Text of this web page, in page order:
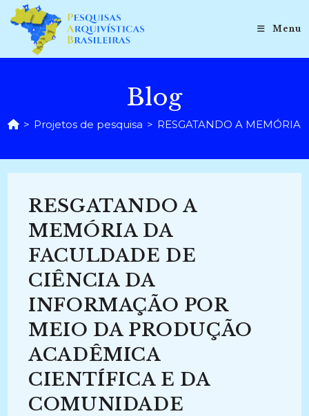
para
conteúdo
Menu
Blog
> Projetos de pesquisa > RESGATANDO A MEMÓRIA
RESGATANDO A
MEMÓRIA DA
FACULDADE DE
CIÊNCIA DA
INFORMAÇÃO POR
MEIO DA PRODUÇÃO
ACADÊMICA
CIENTÍFICA E DA
COMUNIDADE